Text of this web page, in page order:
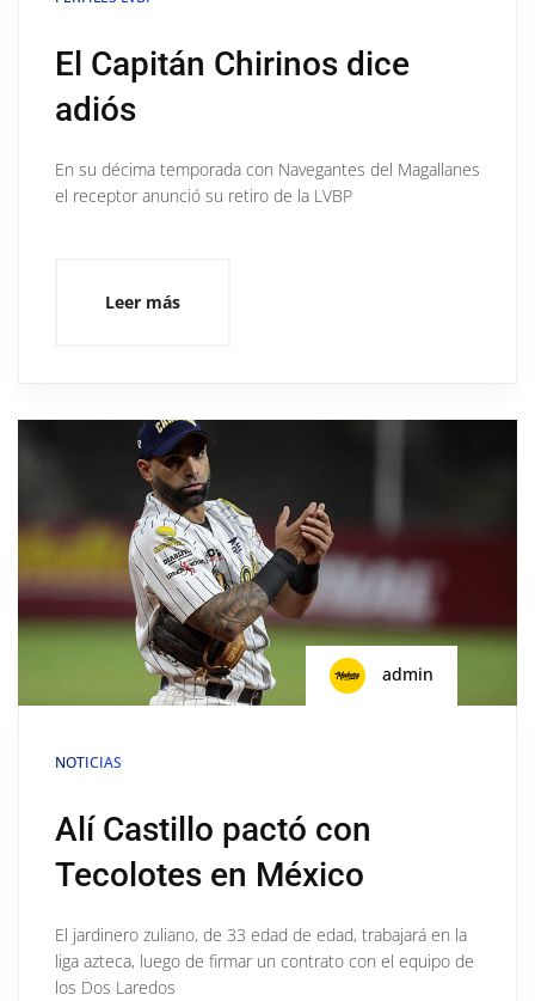
El Capitán Chirinos dice
adiós
En su décima temporada con Navegantes del Magallanes
el receptor anunció su retiro de la LVBP
Leer más
admin
NOTICIAS
Alí Castillo pactó con
Tecolotes en México
El jardinero zuliano, de 33 edad de edad, trabajará en la
liga azteca, luego de firmar un contrato con el equipo de
los Dos Laredos